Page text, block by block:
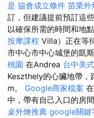
是 協會成立條件 苗栗外
訂，但建議提前預訂這
以確保所需的時間和地
按摩課程 Villa）正在等
市中心市中心城堡的凱
桃園 在Andrea 台中美
Keszthely的心臟地帶，
m。 Google商家檔案
中，帶有自己入口的房
桌外燴推薦 google關鍵